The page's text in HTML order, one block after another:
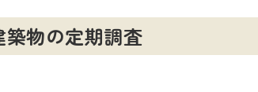
築物の定期調査